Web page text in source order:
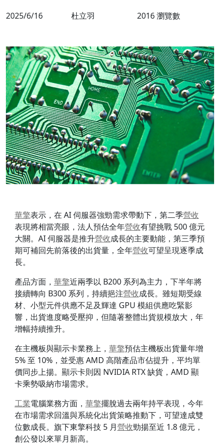
2025/6/16 杜立羽 2016 瀏覽數
華擎表示，在 AI 伺服器強勁需求帶動下，第二季營收
表現將相當亮眼，法人預估全年營收有望挑戰 500 億元
大關。AI 伺服器是推升營收成長的主要動能，第三季預
期可補回先前落後的出貨量，全年營收可望呈現逐季成
長。
產品方面， 華擎近兩季以 B200 系列為主力，下半年將
接續轉向 B300 系列，持續挹注營收成長。雖短期受線
材、小型元件供應不足及輝達 GPU 模組供應吃緊影
響，出貨進度略受壓抑，但隨著整體出貨規模放大，年
增幅持續推升。
在主機板與顯示卡業務上， 華擎預估主機板出貨量年增
5% 至 10%，並受惠 AMD 高階產品市佔提升，平均單
價同步上揚。顯示卡則因 NVIDIA RTX 缺貨，AMD 顯
卡乘勢吸納市場需求。
工業電腦業務方面， 華擎擺脫過去兩年持平表現，今年
在市場需求回溫與系統化出貨策略推動下，可望達成雙
位數成長。旗下東擎科技 5 月營收勁揚至近 1.8 億元，
創公發以來單月新高。